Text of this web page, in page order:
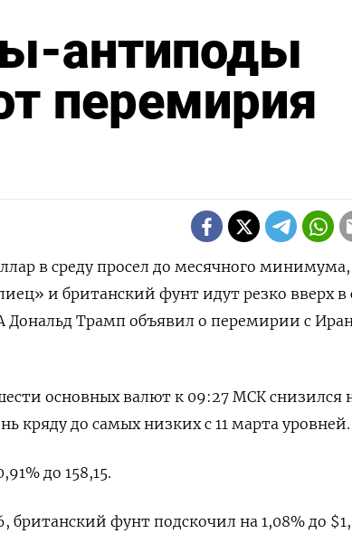
антиподы
перемирия
в среду просел до месячного минимума,
и британский фунт идут резко вверх в
Дональд Трамп объявил о перемирии с
основных валют к 09:27 МСК снизился
кряду до ​самых низких с ​11 марта уровней.
до 158,15.
британский фунт подскочил на ‌1,08% до